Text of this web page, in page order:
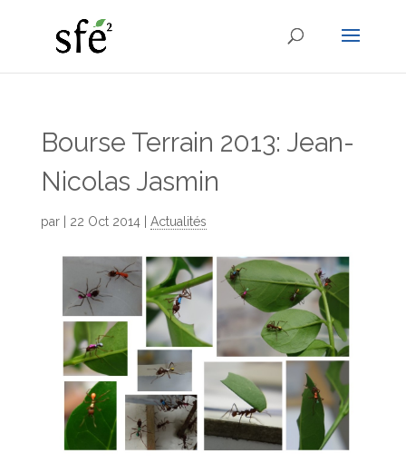
Bourse Terrain 2013: Jean-
Nicolas Jasmin
par 22 Oct 2014| Actualités